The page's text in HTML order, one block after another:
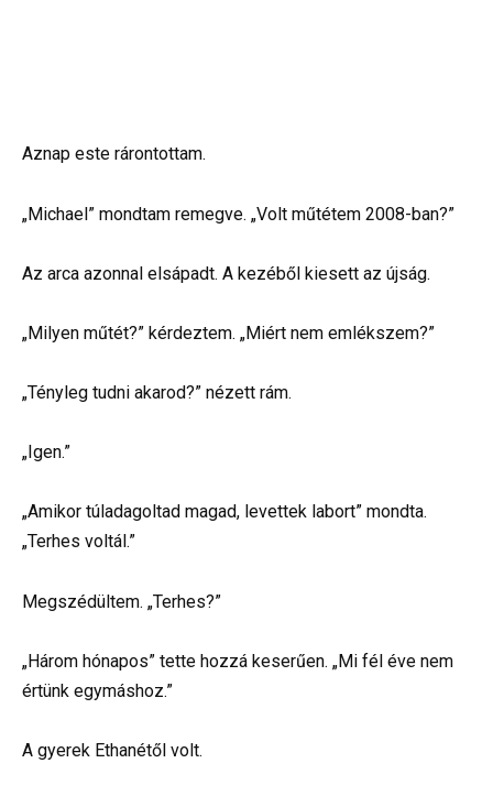
Aznap este rárontottam.
„Michael” mondtam remegve. „Volt műtétem 2008-ban?”
Az arca azonnal elsápadt. A kezéből kiesett az újság.
„Milyen műtét?” kérdeztem. „Miért nem emlékszem?”
„Tényleg tudni akarod?” nézett rám.
„Igen.”
„Amikor túladagoltad magad, levettek labort” mondta.
„Terhes voltál.”
Megszédültem. „Terhes?”
„Három hónapos” tette hozzá keserűen. „Mi fél éve nem
értünk egymáshoz.”
A gyerek Ethanétől volt.